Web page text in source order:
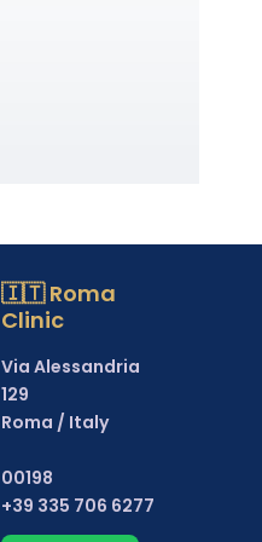
🇮🇹 Roma
Clinic
Via Alessandria
129
Roma / Italy
00198
+39 335 706 6277